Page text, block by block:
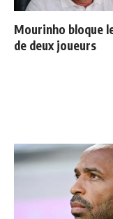
Mourinho bloque
de deux joueurs